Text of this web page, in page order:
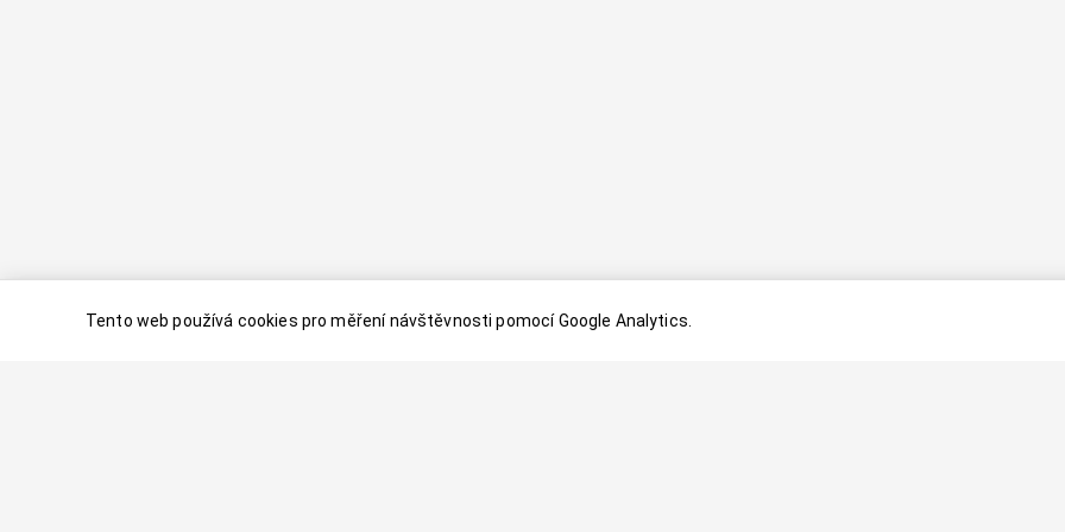
Tento web používá cookies pro měření návštěvnosti pomocí Google Analytics.